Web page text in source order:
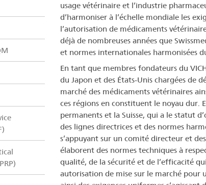
usage vétérinaire et l’industrie
d’harmoniser à l’échelle mondiale les
l’autorisation de médicaments
déjà de nombreuses années que
et normes internationales harmonisées
En tant que membres fondateurs du
du Japon et des États-Unis chargées de
marché des médicaments vétérinaires
ces régions en constituent le noyau dur.
permanents et la Suisse, qui a le statut
des lignes directrices et des normes
s’appuyant sur un comité directeur et
élaborent des normes techniques à
qualité, de la sécurité et de l’efficacité
autorisation de mise sur le marché